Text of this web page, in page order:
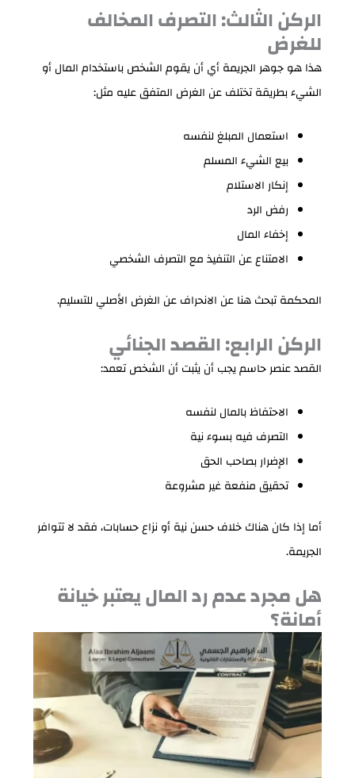
الركن الثالث: التصرف المخالف
للغرض
هذا هو جوهر الجريمة أي أن يقوم الشخص باستخدام المال أو
الشيء بطريقة تختلف عن الغرض المتفق عليه مثل:
استعمال المبلغ لنفسه
بيع الشيء المسلم
إنكار الاستلام
رفض الرد
إخفاء المال
الامتناع عن التنفيذ مع التصرف الشخصي
المحكمة تبحث هنا عن الانحراف عن الغرض الأصلي للتسليم.
الركن الرابع: القصد الجنائي
القصد عنصر حاسم يجب أن يثبت أن الشخص تعمد:
الاحتفاظ بالمال لنفسه
التصرف فيه بسوء نية
الإضرار بصاحب الحق
تحقيق منفعة غير مشروعة
أما إذا كان هناك خلاف حسن نية أو نزاع حسابات، فقد لا تتوافر
الجريمة.
هل مجرد عدم رد المال يعتبر خيانة
أمانة؟